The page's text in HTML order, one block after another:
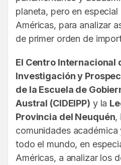
planeta, pero en
Américas, para analizar
de primer orden de
El Centro Internacional
Investigación y
de la Escuela de
Austral (CIDEIPP) y la
Provincia del Neuquén,
comunidades académica
todo el mundo, en
Américas, a analizar los